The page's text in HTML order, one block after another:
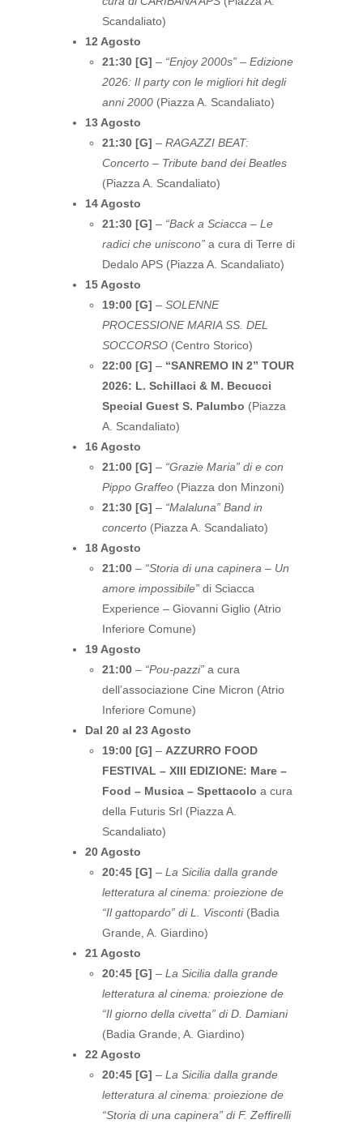
Scandaliato)
12 Agosto
21:30 [G] – “Enjoy 2000s” – Edizione
2026: Il party con le migliori hit degli
anni 2000 (Piazza A. Scandaliato)
13 Agosto
21:30 [G] – RAGAZZI BEAT:
Concerto – Tribute band dei Beatles
(Piazza A. Scandaliato)
14 Agosto
21:30 [G] – “Back a Sciacca – Le
radici che uniscono” a cura di Terre di
Dedalo APS (Piazza A. Scandaliato)
15 Agosto
19:00 [G] – SOLENNE
PROCESSIONE MARIA SS. DEL
SOCCORSO (Centro Storico)
22:00 [G] – “SANREMO IN 2” TOUR
2026: L. Schillaci & M. Becucci
Special Guest S. Palumbo (Piazza
A. Scandaliato)
16 Agosto
21:00 [G] – “Grazie Maria” di e con
Pippo Graffeo (Piazza don Minzoni)
21:30 [G] – “Malaluna” Band in
concerto (Piazza A. Scandaliato)
18 Agosto
21:00 – “Storia di una capinera – Un
amore impossibile” di Sciacca
Experience – Giovanni Giglio (Atrio
Inferiore Comune)
19 Agosto
21:00 – “Pou-pazzi” a cura
dell’associazione Cine Micron (Atrio
Inferiore Comune)
Dal 20 al 23 Agosto
19:00 [G] – AZZURRO FOOD
FESTIVAL – XIII EDIZIONE: Mare –
Food – Musica – Spettacolo a cura
della Futuris Srl (Piazza A.
Scandaliato)
20 Agosto
20:45 [G] – La Sicilia dalla grande
letteratura al cinema: proiezione de
“Il gattopardo” di L. Visconti(Badia
Grande, A. Giardino)
21 Agosto
20:45 [G] – La Sicilia dalla grande
letteratura al cinema: proiezione de
“Il giorno della civetta” di D. Damiani
(Badia Grande, A. Giardino)
22 Agosto
20:45 [G] – La Sicilia dalla grande
letteratura al cinema: proiezione de
“Storia di una capinera” di F. Zeffirelli